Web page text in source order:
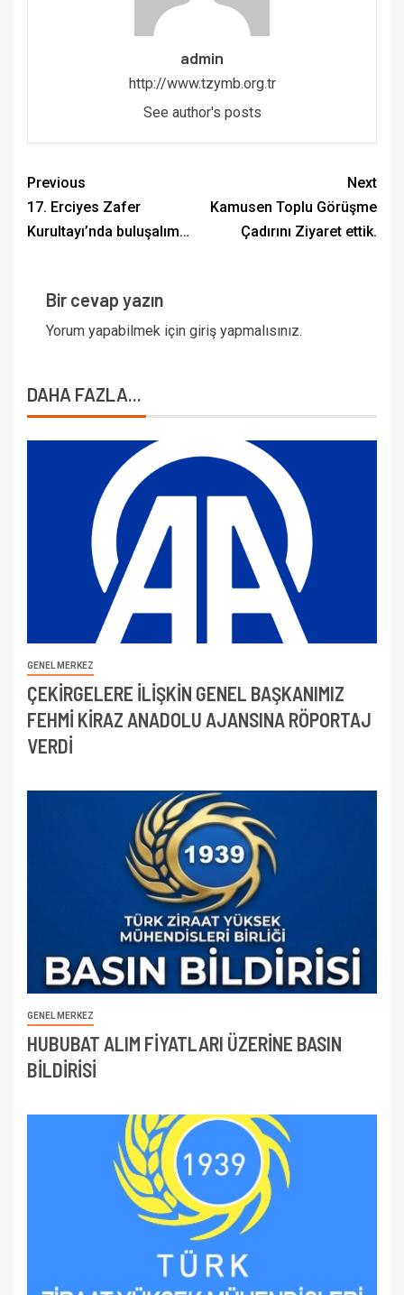
admin
http://www.tzymb.org.tr
See author's posts
Previous
17. Erciyes Zafer
Kurultayı’nda buluşalım…
Next
Kamusen Toplu Görüşme
Çadırını Ziyaret ettik.
Bir cevap yazın
Yorum yapabilmek için giriş yapmalısınız.
DAHA FAZLA...
GENEL MERKEZ
ÇEKİRGELERE İLİŞKİN GENEL BAŞKANIMIZ
FEHMİ KİRAZ ANADOLU AJANSINA RÖPORTAJ
VERDİ
GENEL MERKEZ
HUBUBAT ALIM FİYATLARI ÜZERİNE BASIN
BİLDİRİSİ